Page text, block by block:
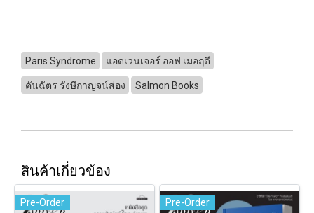
Paris Syndrome แอดเวนเจอร์ ออฟ เมอฤดี
คันฉัตร รังษีกาญจน์ส่อง Salmon Books
สินค้าเกี่ยวข้อง
Pre-Order Pre-Order